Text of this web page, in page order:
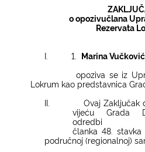
o opozivučlana
Rezervata
I. 1.
Marina
opoziva se iz
Lokrum kao predstavnica
II.
Ovaj Zaključak
vijeću Grada
odredbi
članka 48.
područnoj (regionalnoj)